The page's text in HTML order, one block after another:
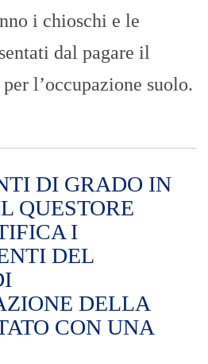
i chioschi e le
dal pagare il
l’occupazione suolo.
DI GRADO IN
QUESTORE
I
DEL
DELLA
CON UNA